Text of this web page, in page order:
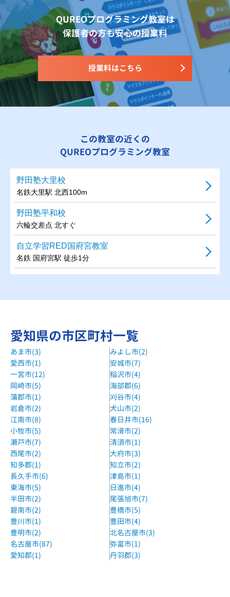
QUREOプログラミング教室は
保護者の方も安心の授業料
授業料はこちら
この教室の近くの
QUREOプログラミング教室
野田塾大里校
名鉄大里駅 北西100m
野田塾平和校
六輪交差点 北すぐ
自立学習RED国府宮教室
名鉄 国府宮駅 徒歩1分
愛知県の市区町村一覧
あま市(3)
みよし市(2)
愛西市(1)
安城市(7)
一宮市(12)
稲沢市(4)
岡崎市(5)
海部郡(6)
蒲郡市(1)
刈谷市(4)
岩倉市(2)
犬山市(2)
江南市(8)
春日井市(16)
小牧市(5)
常滑市(2)
瀬戸市(7)
清須市(1)
西尾市(2)
大府市(3)
知多郡(1)
知立市(2)
長久手市(6)
津島市(1)
東海市(5)
日進市(4)
半田市(2)
尾張旭市(7)
碧南市(2)
豊橋市(5)
豊川市(1)
豊田市(4)
豊明市(2)
北名古屋市(3)
名古屋市(87)
弥富市(1)
愛知郡(1)
丹羽郡(3)